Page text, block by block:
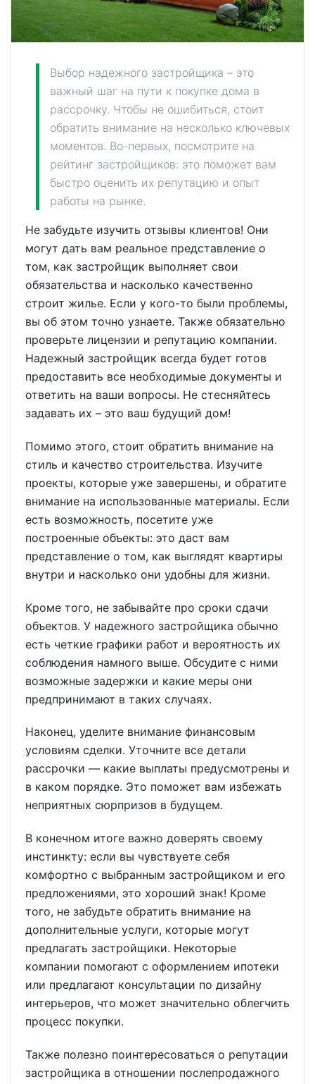
Выбор надежного застройщика – это
важный шаг на пути к покупке дома в
рассрочку. Чтобы не ошибиться, стоит
обратить внимание на несколько ключевых
моментов. Во-первых, посмотрите на
рейтинг застройщиков: это поможет вам
быстро оценить их репутацию и опыт
работы на рынке.
Не забудьте изучить отзывы клиентов! Они
могут дать вам реальное представление о
том, как застройщик выполняет свои
обязательства и насколько качественно
строит жилье. Если у кого-то были проблемы,
вы об этом точно узнаете. Также обязательно
проверьте лицензии и репутацию компании.
Надежный застройщик всегда будет готов
предоставить все необходимые документы и
ответить на ваши вопросы. Не стесняйтесь
задавать их – это ваш будущий дом!
Помимо этого, стоит обратить внимание на
стиль и качество строительства. Изучите
проекты, которые уже завершены, и обратите
внимание на использованные материалы. Если
есть возможность, посетите уже
построенные объекты: это даст вам
представление о том, как выглядят квартиры
внутри и насколько они удобны для жизни.
Кроме того, не забывайте про сроки сдачи
объектов. У надежного застройщика обычно
есть четкие графики работ и вероятность их
соблюдения намного выше. Обсудите с ними
возможные задержки и какие меры они
предпринимают в таких случаях.
Наконец, уделите внимание финансовым
условиям сделки. Уточните все детали
рассрочки — какие выплаты предусмотрены и
в каком порядке. Это поможет вам избежать
неприятных сюрпризов в будущем.
В конечном итоге важно доверять своему
инстинкту: если вы чувствуете себя
комфортно с выбранным застройщиком и его
предложениями, это хороший знак! Кроме
того, не забудьте обратить внимание на
дополнительные услуги, которые могут
предлагать застройщики. Некоторые
компании помогают с оформлением ипотеки
или предлагают консультации по дизайну
интерьеров, что может значительно облегчить
процесс покупки.
Также полезно поинтересоваться о репутации
застройщика в отношении послепродажного